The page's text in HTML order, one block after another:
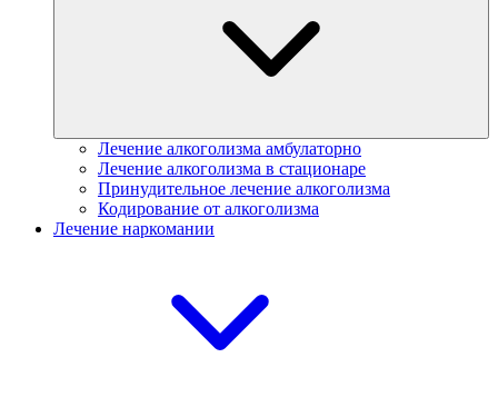
Лечение алкоголизма амбулаторно
Лечение алкоголизма в стационаре
Принудительное лечение алкоголизма
Кодирование от алкоголизма
Лечение наркомании